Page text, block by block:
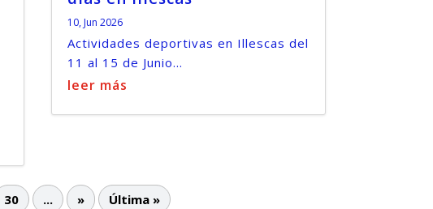
10, Jun 2026
Actividades deportivas en Illescas del
11 al 15 de Junio...
leer más
30 ... » Última »